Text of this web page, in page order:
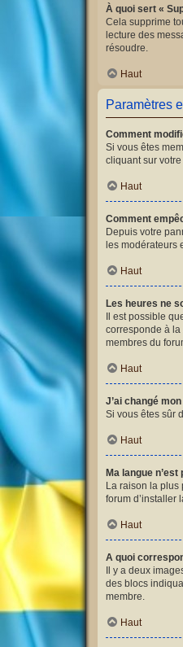
À quoi sert «
Cela supprime
lecture des
résoudre.
Haut
Paramètres
Comment
Si vous êtes
cliquant sur
Haut
Comment
Depuis votre
les modérateurs
Haut
Les heures ne
Il est possible
corresponde à la
membres du
Haut
J’ai changé
Si vous êtes sûr
Haut
Ma langue
La raison la plus
forum d’installer
Haut
A quoi
Il y a deux
des blocs
membre.
Haut